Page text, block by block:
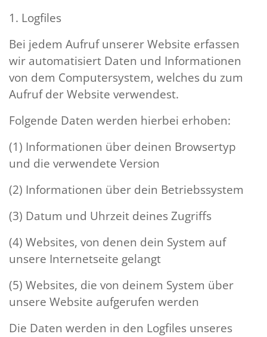
1. Logfiles
Bei jedem Aufruf unserer Website erfassen
wir automatisiert Daten und Informationen
von dem Computersystem, welches du zum
Aufruf der Website verwendest.
Folgende Daten werden hierbei erhoben:
(1) Informationen über deinen Browsertyp
und die verwendete Version
(2) Informationen über dein Betriebssystem
(3) Datum und Uhrzeit deines Zugriffs
(4) Websites, von denen dein System auf
unsere Internetseite gelangt
(5) Websites, die von deinem System über
unsere Website aufgerufen werden
Die Daten werden in den Logfiles unseres